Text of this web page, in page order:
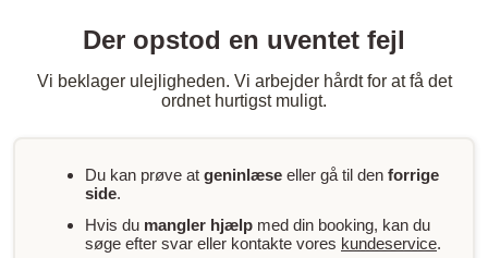
Der opstod en uventet fejl
Vi beklager ulejligheden. Vi arbejder hårdt for at få det
ordnet hurtigst muligt.
Du kan prøve at geninlæse eller gå til den forrige
side.
Hvis du mangler hjælp med din booking, kan du
søge efter svar eller kontakte vores kundeservice.